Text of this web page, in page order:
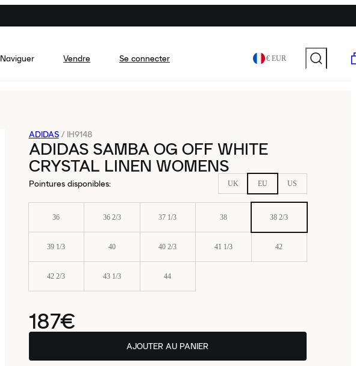
Naviguer Vendre Se connecter € EUR
ADIDAS / IH9148
ADIDAS SAMBA OG OFF WHITE
CRYSTAL LINEN WOMENS
Pointures disponibles: UK EU US
36 36 2/3 37 1/3 38 38 2/3
39 1/3 40 40 2/3 41 1/3 42
42 2/3 43 1/3 44
187€
AJOUTER AU PANIER